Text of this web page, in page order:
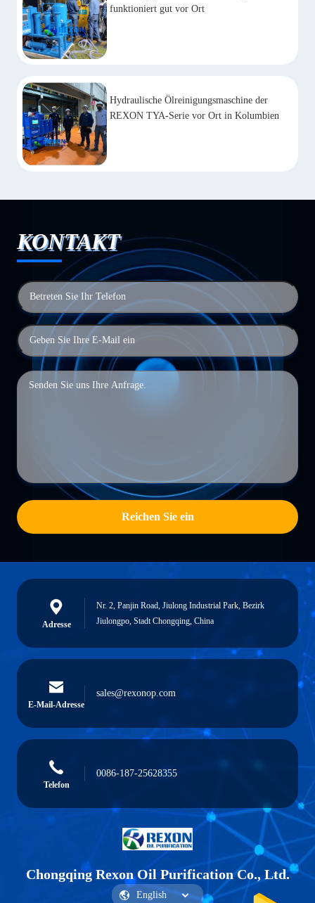
funktioniert gut vor Ort
Hydraulische Ölreinigungsmaschine der
REXON TYA-Serie vor Ort in Kolumbien
KONTAKT
Reichen Sie ein
Adresse
Nr. 2, Panjin Road, Jiulong Industrial Park, Bezirk
Jiulongpo, Stadt Chongqing, China
E-Mail-Adresse
sales@rexonop.com
Telefon
0086-187-25628355
Chongqing Rexon Oil Purification Co., Ltd.